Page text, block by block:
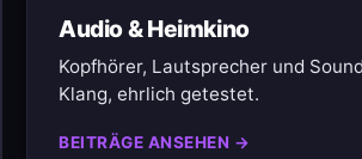
Audio & Heimkino
Kopfhörer, Lautsprecher und
Klang, ehrlich getestet.
BEITRÄGE ANSEHEN →